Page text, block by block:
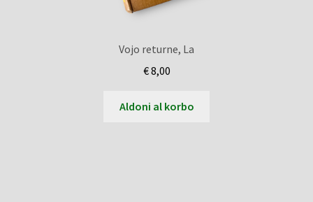
Vojo returne, La
€8,00
Aldoni al korbo